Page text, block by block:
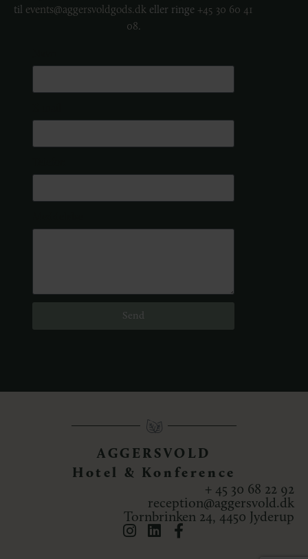
til events@aggersvoldgods.dk eller ringe +45 30 60 41
08.
Send
AGGERSVOLD
Hotel & Konference
+ 45 30 68 22 92
reception@aggersvold.dk
Tornbrinken 24, 4450 Jyderup